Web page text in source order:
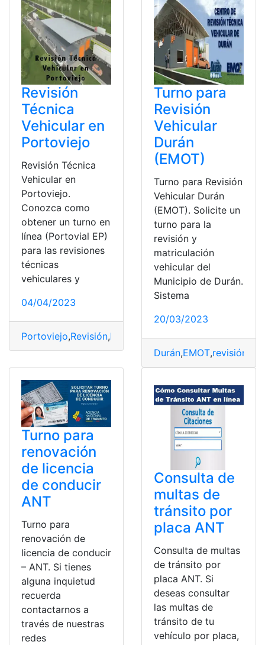
Revisión
Técnica
Vehicular en
Portoviejo
Revisión Técnica
Vehicular en
Portoviejo.
Conozca como
obtener un turno en
línea (Portovial EP)
para las revisiones
técnicas
vehiculares y
04/04/2023
Portoviejo,Revisión,Revisión técnica,Revisión Técnica
Turno para
Revisión
Vehicular
Durán
(EMOT)
Turno para Revisión
Vehicular Durán
(EMOT). Solicite un
turno para la
revisión y
matriculación
vehicular del
Municipio de Durán.
Sistema
20/03/2023
Durán,EMOT,revisión
Turno para
renovación
de licencia
de conducir
ANT
Turno para
renovación de
licencia de conducir
– ANT. Si tienes
alguna inquietud
recuerda
contactarnos a
través de nuestras
redes
Consulta de
multas de
tránsito por
placa ANT
Consulta de multas
de tránsito por
placa ANT. Si
deseas consultar
las multas de
tránsito de tu
vehículo por placa,